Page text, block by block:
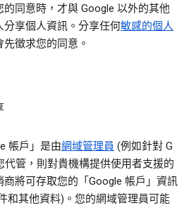
同意時，才與 Google 以外的其他
分享個人資訊。分享任何敏感的個人
徵求您的同意。
帳戶」是由網域管理員 (例如針對 G
代管，則對貴機構提供使用者支援的
將可存取您的「Google 帳戶」資訊
和其他資料)。您的網域管理員可能